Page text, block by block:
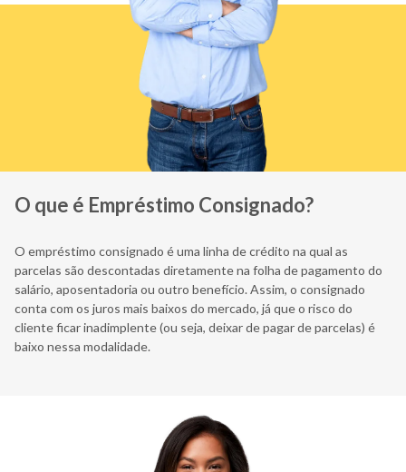
O que é Empréstimo Consignado?
O empréstimo consignado é uma linha de crédito na qual as
parcelas são descontadas diretamente na folha de pagamento do
salário, aposentadoria ou outro benefício. Assim, o consignado
conta com os juros mais baixos do mercado, já que o risco do
cliente ficar inadimplente (ou seja, deixar de pagar de parcelas) é
baixo nessa modalidade.